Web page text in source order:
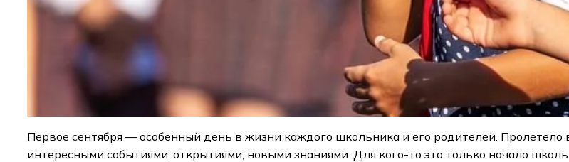
Первое сентября — особенный день в жизни каждого школьника и его родителей. Пролетело
интересными событиями, открытиями, новыми знаниями. Для кого-то это только начало